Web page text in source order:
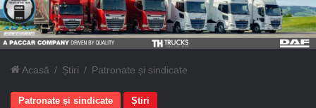
Acasă / Știri / Patronate și sindicate
Patronate și sindicate Știri